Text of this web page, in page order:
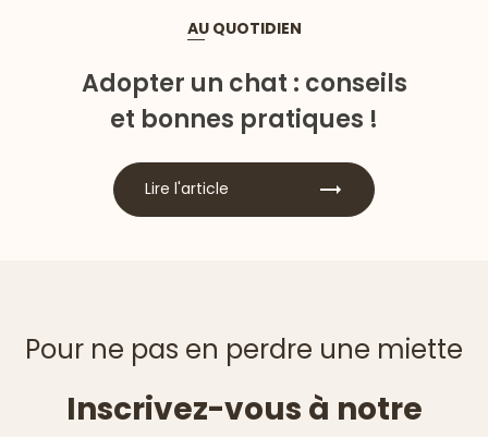
AU QUOTIDIEN
Adopter un chat : conseils
et bonnes pratiques !
Lire l'article
Pour ne pas en perdre une miette
Inscrivez-vous à notre